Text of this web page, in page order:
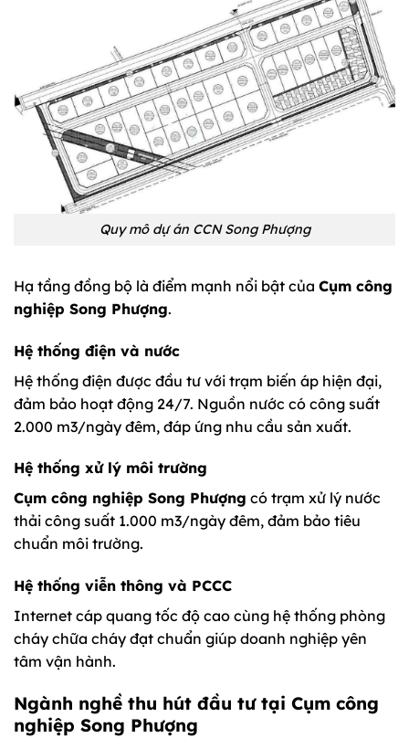
Quy mô dự án CCN Song Phượng
Hạ tầng đồng bộ là điểm mạnh nổi bật của Cụm công
nghiệp Song Phượng.
Hệ thống điện và nước
Hệ thống điện được đầu tư với trạm biến áp hiện đại,
đảm bảo hoạt động 24/7. Nguồn nước có công suất
2.000 m3/ngày đêm, đáp ứng nhu cầu sản xuất.
Hệ thống xử lý môi trường
Cụm công nghiệp Song Phượng có trạm xử lý nước
thải công suất 1.000 m3/ngày đêm, đảm bảo tiêu
chuẩn môi trường.
Hệ thống viễn thông và PCCC
Internet cáp quang tốc độ cao cùng hệ thống phòng
cháy chữa cháy đạt chuẩn giúp doanh nghiệp yên
tâm vận hành.
Ngành nghề thu hút đầu tư tại Cụm công
nghiệp Song Phượng